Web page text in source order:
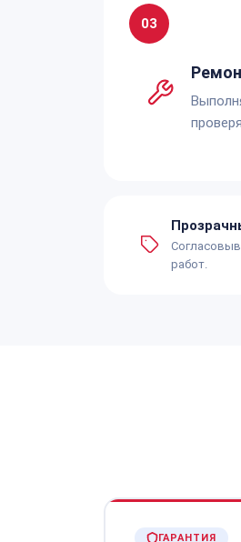
03
работ.
ГАРАНТИЯ